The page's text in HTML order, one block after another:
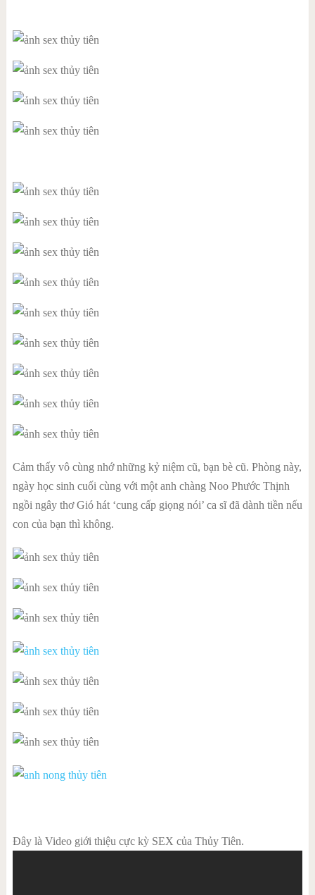
Cảm thấy vô cùng nhớ những kỷ niệm cũ, bạn bè cũ. Phòng này,
ngày học sinh cuối cùng với một anh chàng Noo Phước Thịnh
ngồi ngây thơ Gió hát ‘cung cấp giọng nói’ ca sĩ đã dành tiền nếu
con của bạn thì không.
Đây là Video giới thiệu cực kỳ SEX của Thủy Tiên.